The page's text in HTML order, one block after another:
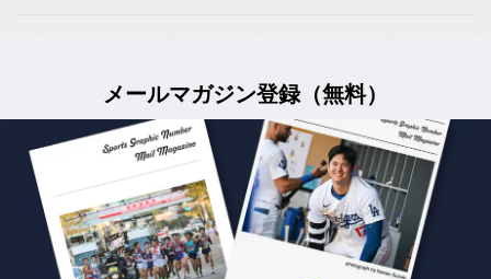
メールマガジン登録（無料）